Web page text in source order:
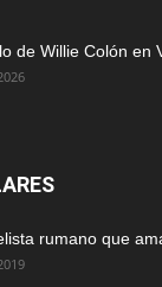
de Willie Colón en
rumano que